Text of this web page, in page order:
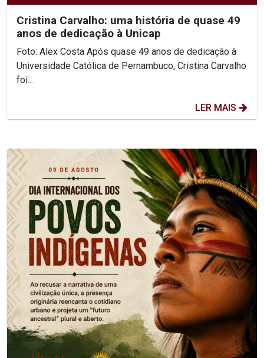
Cristina Carvalho: uma história de quase 49
anos de dedicação à Unicap
Foto: Alex Costa Após quase 49 anos de dedicação à
Universidade Católica de Pernambuco, Cristina Carvalho
foi...
LER MAIS